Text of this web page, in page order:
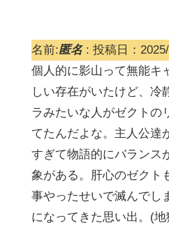
名前:匿名: 投稿日：
個人的に影山って無能キ
しい存在がいたけど、冷
ラみたいな人がゼクトの
てたんだよな。主人公達
すぎて物語的にバランス
象がある。肝心のゼクト
事やったせいで滅んでし
になってきた思い出。(